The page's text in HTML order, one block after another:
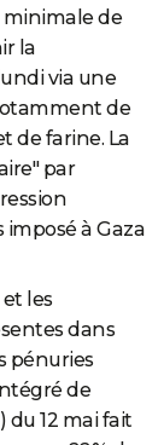
minimale de
la
via une
de
de farine. La
par
à Gaza
les
dans
pénuries
de
du 12 mai fait